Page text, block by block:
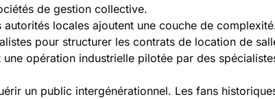
de gestion collective.
locales ajoutent une couche de
pour structurer les contrats de location de
opération industrielle pilotée par des
un public intergénérationnel. Les fans